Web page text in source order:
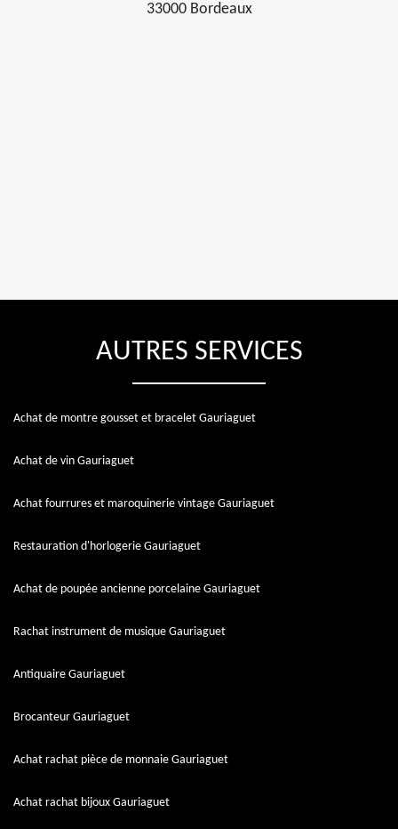
33000 Bordeaux
AUTRES SERVICES
Achat de montre gousset et bracelet Gauriaguet
Achat de vin Gauriaguet
Achat fourrures et maroquinerie vintage Gauriaguet
Restauration d'horlogerie Gauriaguet
Achat de poupée ancienne porcelaine Gauriaguet
Rachat instrument de musique Gauriaguet
Antiquaire Gauriaguet
Brocanteur Gauriaguet
Achat rachat pièce de monnaie Gauriaguet
Achat rachat bijoux Gauriaguet